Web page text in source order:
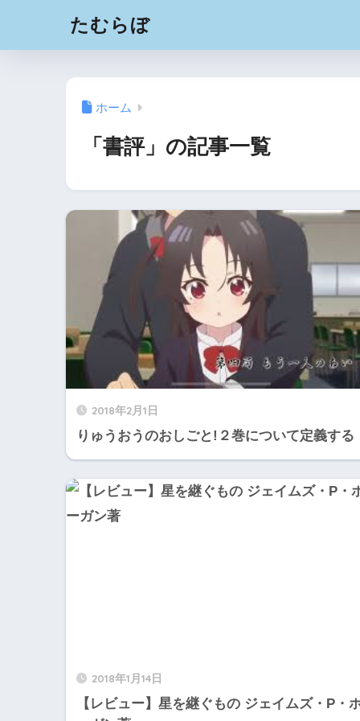
たむらぼ
ホーム
「書評」の記事一覧
2018年2月1日
りゅうおうのおしごと!２巻について定義する
2018年1月14日
【レビュー】星を継ぐもの ジェイムズ・P・